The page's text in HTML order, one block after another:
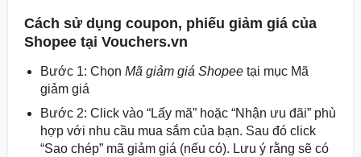
Cách sử dụng coupon, phiếu giảm giá của
Shopee tại Vouchers.vn
Bước 1: Chọn Mã giảm giá Shopee tại mục Mã
giảm giá
Bước 2: Click vào “Lấy mã” hoặc “Nhận ưu đãi” phù
hợp với nhu cầu mua sắm của bạn. Sau đó click
“Sao chép” mã giảm giá (nếu có). Lưu ý rằng sẽ có